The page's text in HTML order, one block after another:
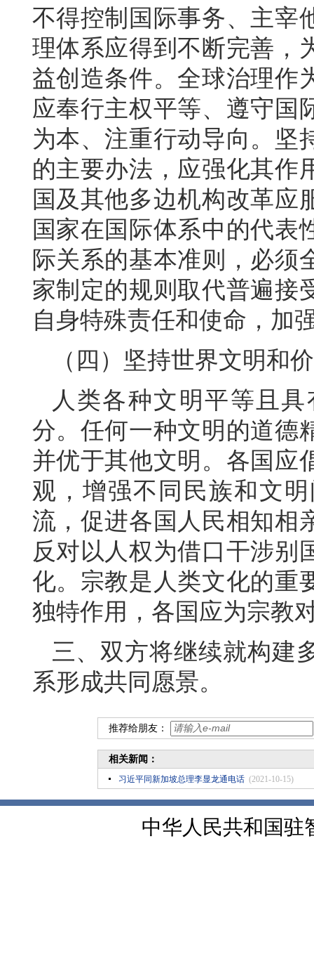
不得控制国际事务、主宰
理体系应得到不断完善，
益创造条件。全球治理作
应奉行主权平等、遵守国
为本、注重行动导向。坚
的主要办法，应强化其作
国及其他多边机构改革应
国家在国际体系中的代表
际关系的基本准则，必须
家制定的规则取代普遍接
自身特殊责任和使命，加
（四）坚持世界文明和
人类各种文明平等且
分。任何一种文明的道德
并优于其他文明。各国应
观，增强不同民族和文
流，促进各国人民相知相
反对以人权为借口干涉别
化。宗教是人类文化的重
独特作用，各国应为宗教
三、双方将继续就构建
系形成共同愿景。
推荐给朋友：
相关新闻：
习近平同新加坡总理李显龙通电话 (2021-10-15)
中华人民共和国驻